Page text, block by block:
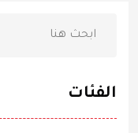
الفئات